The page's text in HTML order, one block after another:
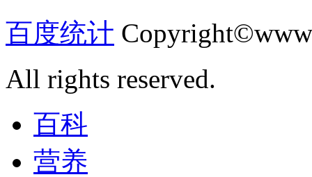
百度统计
All rights reserved.
百科
营养